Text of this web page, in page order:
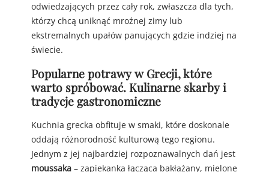
odwiedzających przez cały rok, zwłaszcza dla tych,
którzy chcą uniknąć mroźnej zimy lub
ekstremalnych upałów panujących gdzie indziej na
świecie.
Popularne potrawy w Grecji, które
warto spróbować. Kulinarne skarby i
tradycje gastronomiczne
Kuchnia grecka obfituje w smaki, które doskonale
oddają różnorodność kulturową tego regionu.
Jednym z jej najbardziej rozpoznawalnych dań jest
moussaka – zapiekanka łącząca bakłażany, mielone